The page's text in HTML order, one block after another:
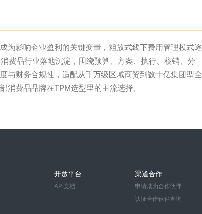
为影响企业盈利的关键变量，粗放式线下费用管理模式逐
费品行业落地沉淀，围绕预算、方案、执行、核销、分
与财务合规性，适配从千万级区域商贸到数十亿集团型全
消费品品牌在TPM选型里的主流选择。
开放平台
API文档
渠道合作
申请成为合作伙伴
认证合作伙伴查询